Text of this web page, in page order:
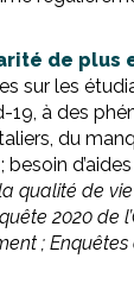
de
sur les
à des
du
qualité de
2020 de
;